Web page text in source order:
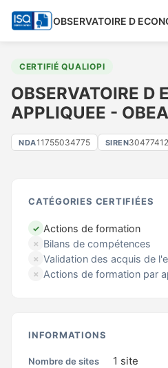
CERTIFIÉ QUALIOPI
OBSERVATOIRE D
APPLIQUEE - OBEA
NDA11755034775 SIREN
CATÉGORIES CERTIFIÉES
✓ Actions de formation
✗ Bilans de compétences
✗ Validation des acquis de
✗ Actions de formation par
INFORMATIONS
Nombre de sites 1 site